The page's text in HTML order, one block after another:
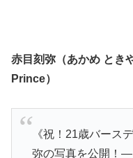
赤目刻弥（あかめ とき
Prince）
《祝！21歳バース
弥の写真を公開！―